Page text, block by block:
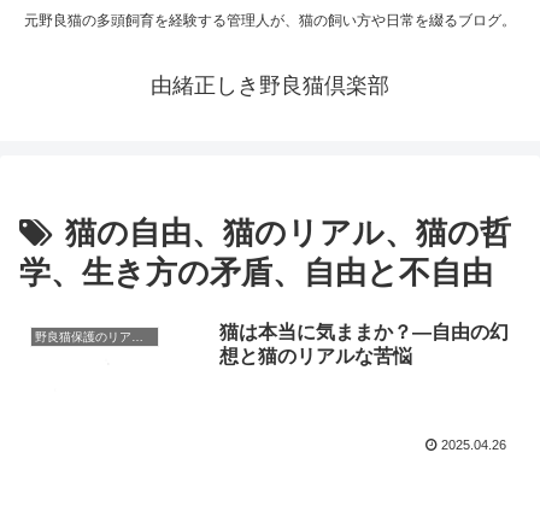
元野良猫の多頭飼育を経験する管理人が、猫の飼い方や日常を綴るブログ。
由緒正しき野良猫倶楽部
猫の自由、猫のリアル、猫の哲
学、生き方の矛盾、自由と不自由
猫は本当に気ままか？―自由の幻
想と猫のリアルな苦悩
2025.04.26